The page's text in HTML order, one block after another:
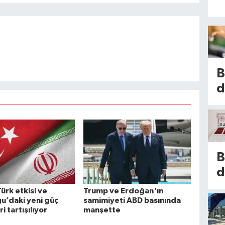
etkisi ve
yeni güç
tartışılıyor
Trump ve Erdoğan'ın
samimiyeti ABD basınında
manşette
2